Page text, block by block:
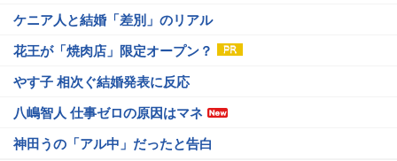
ケニア人と結婚「差別」のリアル
花王が「焼肉店」限定オープン？
やす子 相次ぐ結婚発表に反応
八嶋智人 仕事ゼロの原因はマネ
神田うの「アル中」だったと告白